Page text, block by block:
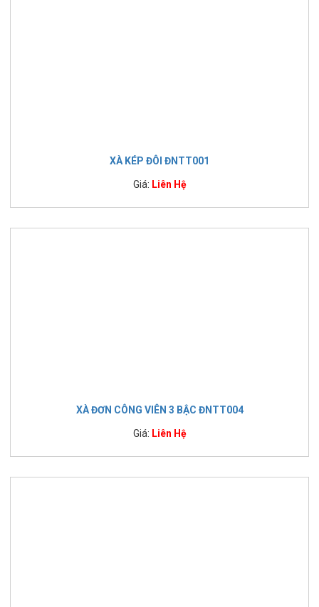
XÀ KÉP ĐÔI ĐNTT001
Giá: Liên Hệ
XÀ ĐƠN CÔNG VIÊN 3 BẬC ĐNTT004
Giá: Liên Hệ